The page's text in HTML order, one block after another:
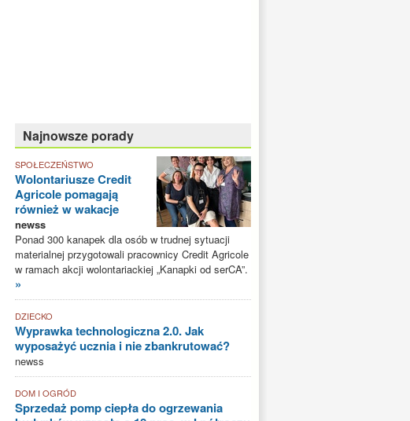
Najnowsze porady
SPOŁECZEŃSTWO
Wolontariusze Credit
Agricole pomagają
również w wakacje
newss
Ponad 300 kanapek dla osób w trudnej sytuacji
materialnej przygotowali pracownicy Credit Agricole
w ramach akcji wolontariackiej „Kanapki od serCA”.
»
DZIECKO
Wyprawka technologiczna 2.0. Jak
wyposażyć ucznia i nie zbankrutować?
newss
DOM I OGRÓD
Sprzedaż pomp ciepła do ogrzewania